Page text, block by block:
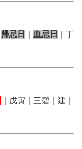
帰忌日 血忌日
｜丁
｜戊寅｜三碧｜建｜